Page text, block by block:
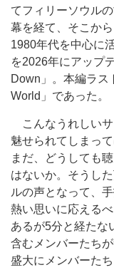
てフィリーソウル
幕を経て、そこか
1980年代を中心に
を2026年にアップ
Down」。本編ラス
World」であった。
こんなうれしいサ
魅せられてしまっ
まだ、どうしても
はないか。そうし
ルの声となって、
熱い思いに応える
あるが5分と経たな
含むメンバーたち
盛大にメンバーた